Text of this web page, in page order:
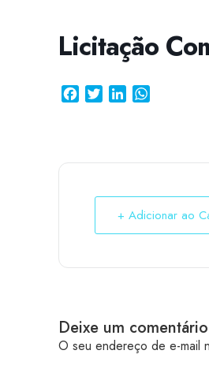
Licitação
FacebookTwitterLinkedIn
+ Adicionar ao
Deixe um comentário
O seu endereço de e-mail